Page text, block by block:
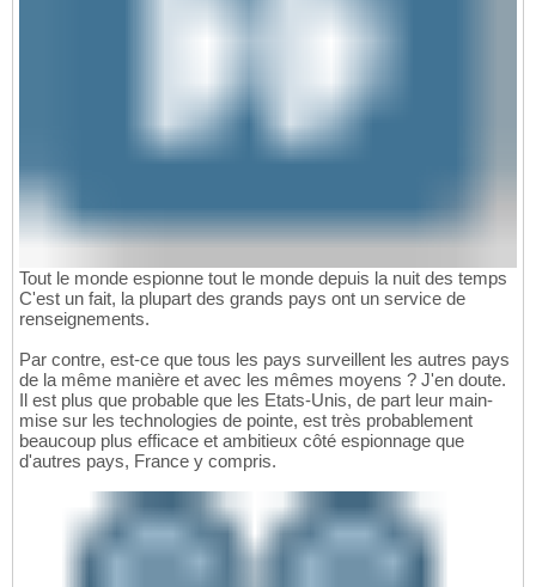
Tout le monde espionne tout le monde depuis la nuit des temps
C'est un fait, la plupart des grands pays ont un service de
renseignements.
Par contre, est-ce que tous les pays surveillent les autres pays
de la même manière et avec les mêmes moyens ? J'en doute.
Il est plus que probable que les Etats-Unis, de part leur main-
mise sur les technologies de pointe, est très probablement
beaucoup plus efficace et ambitieux côté espionnage que
d'autres pays, France y compris.